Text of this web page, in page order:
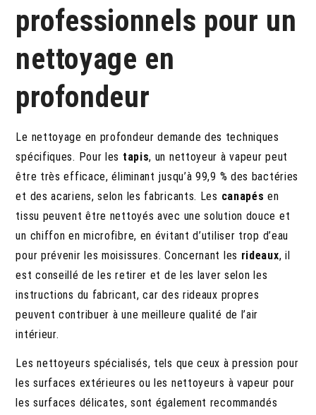
professionnels pour un
nettoyage en
profondeur
Le nettoyage en profondeur demande des techniques
spécifiques. Pour les tapis, un nettoyeur à vapeur peut
être très efficace, éliminant jusqu’à 99,9 % des bactéries
et des acariens, selon les fabricants. Les canapés en
tissu peuvent être nettoyés avec une solution douce et
un chiffon en microfibre, en évitant d’utiliser trop d’eau
pour prévenir les moisissures. Concernant les rideaux, il
est conseillé de les retirer et de les laver selon les
instructions du fabricant, car des rideaux propres
peuvent contribuer à une meilleure qualité de l’air
intérieur.
Les nettoyeurs spécialisés, tels que ceux à pression pour
les surfaces extérieures ou les nettoyeurs à vapeur pour
les surfaces délicates, sont également recommandés